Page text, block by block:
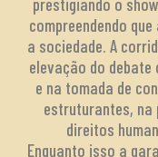
prestigiando o
compreendendo
a sociedade. A
elevação do
e na tomada de
estruturantes, na
direitos
Enquanto isso a